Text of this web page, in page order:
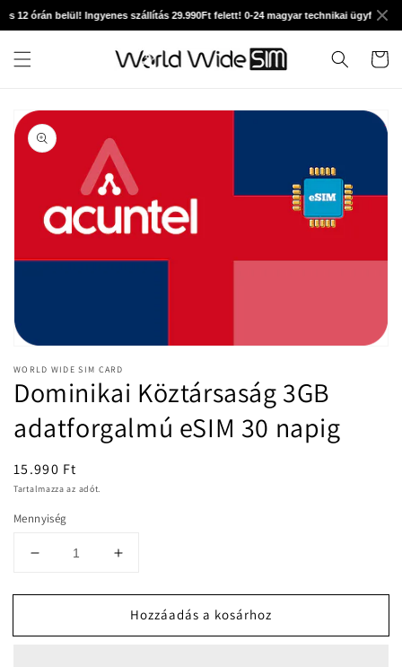
12 órán belül! Ingyenes szállítás 29.990Ft felett! 0-24 magyar technikai
Ugrás a
Kosár
Kihagyás, és
ugrás a
termékadatokra
médiafájl
modális
párbeszédpanelen
WORLD WIDE SIM CARD
Dominikai Köztársaság 3GB
adatforgalmú eSIM 30 napig
Normál
ár
15.990 Ft
Tartalmazza az adót.
Mennyiség
Dominikai
3GB
eSIM
Dominikai
3GB
adatforgalmú
eSIM
Hozzáadás a kosárhoz